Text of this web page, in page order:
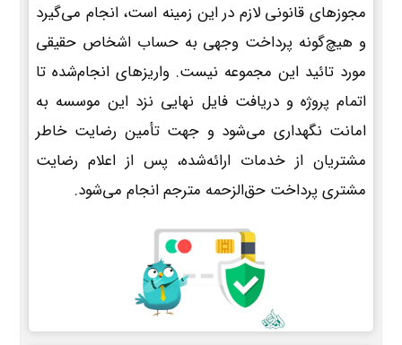
مجوزهای قانونی لازم در این زمینه است، انجام می‌گیرد
و هیچ‌گونه پرداخت وجهی به حساب اشخاص حقیقی
مورد تائید این مجموعه نیست. واریزهای انجام‌شده تا
اتمام پروژه و دریافت فایل نهایی نزد این موسسه به
امانت نگهداری می‌شود و جهت تأمین رضایت خاطر
مشتریان از خدمات ارائه‌شده، پس از اعلام رضایت
مشتری پرداخت حق‌الزحمه مترجم انجام می‌شود.